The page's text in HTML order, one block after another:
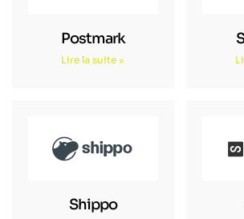
Postmark
Lire la suite »
Shippo